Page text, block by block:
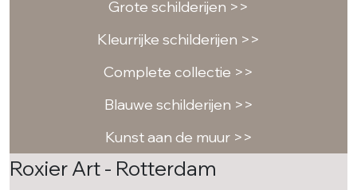
Grote schilderijen >>
Kleurrijke schilderijen >>
Complete collectie >>
Blauwe schilderijen >>
Kunst aan de muur >>
Roxier Art - Rotterdam